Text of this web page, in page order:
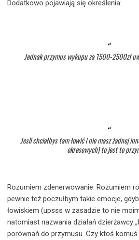
Dodatkowo pojawiają się określenia:
Jednak przymus wykupu za 1500-2500zł
Jesli chciałbys tam łowić i nie masz żadnej
okresowych) to jest to
Rozumiem zdenerwowanie. Rozumiem
pewnie też poczułbym takie emocje,
łowiskiem (upsss w zasadzie to nie
natomiast nazwania działań dzierżawcy
porównań do przymusu. Czy ktoś komuś